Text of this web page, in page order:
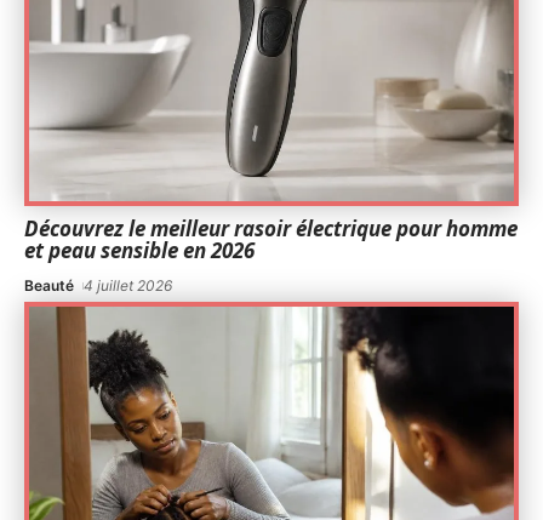
Découvrez le meilleur rasoir électrique pour homme
et peau sensible en 2026
Beauté 4 juillet 2026